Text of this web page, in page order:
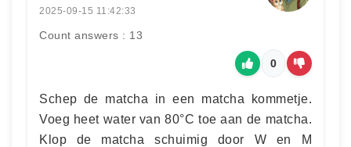
2025-09-15 11:42:33
Count answers : 13
0
Schep de matcha in een matcha kommetje.
Voeg heet water van 80°C toe aan de matcha.
Klop de matcha schuimig door W en M